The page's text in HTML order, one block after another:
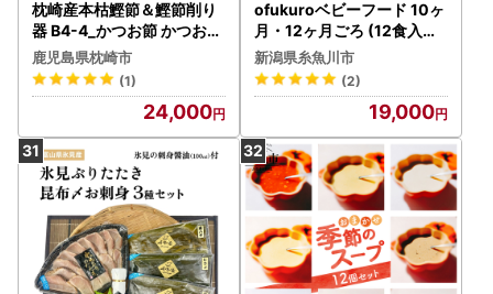
枕崎産本枯鰹節＆鰹節削り
器 B4-4_かつお節 かつおぶ
し 鰹節 カツオ節 鰹節削り
器 削り器 本枯れ節 本枯節
削り節 花かつお かつお カ
ツオ 鰹 だし 出汁 お吸い物
味噌汁 煮物 国産 加工品 枕
崎産 枕崎 鹿児島県 家庭用
ギフト 送料無料_【配送不
可地域：離島】【1457803
】
鹿児島県枕崎市
(1)
24,000
ofukuroベビーフード 10ヶ
月・12ヶ月ごろ (12食入り)
有機JAS認定 新潟県 糸魚川
味千汐路 有機野菜 離乳食
おいしくて体に良い物 出産
祝い ofukuro離乳食 ベビー
赤ちゃん
新潟県糸魚川市
(2)
19,000